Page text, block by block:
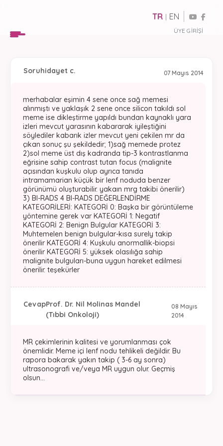
ÜYE GIRIŞI
TR | EN
07 Mayıs 2014
Soruhidayet c.
merhabalar eşimin 4 sene once sağ memesi
alınmıştı ve yaklaşık 2 sene once silicon takıldı sol
meme ise dikleştirme yapıldı bundan kaynaklı yara
izleri mevcut yarasının kabararak iyileştiğini
söylediler kabarık izler mevcut yeni çekilen mr da
çıkan sonuç şu şekildedir; 1)sağ memede protez
2)sol meme üst dış kadranda tip-3 kontrastlanma
eğrisine sahip contrast tutan focus (malignite
açısından kuşkulu olup ayrıca tanıda
intramamarian küçük bir lenf noduda benzer
görünümü oluşturabilir. yakaın mrg takibi önerilir)
3) BI-RADS 4 BI-RADS DEĞERLENDİRME
KATEGORİLERİ: KATEGORİ 0: Başka bir görüntüleme
yöntemine gerek var KATEGORİ 1: Negatif
KATEGORİ 2: Benign Bulgular KATEGORİ 3:
Muhtemelen benign bulgular-kısa surely takip
önerilir KATEGORİ 4: Kuşkulu anormallik-biopsi
önerilir KATEGORİ 5: yüksek olasılığa sahip
malignite bulguları-buna uygun hareket edilmesi
önerilir. teşekürler
08 Mayıs
2014
CevapProf. Dr. Nil Molinas Mandel
(Tıbbi Onkoloji)
MR çekimlerinin kalitesi ve yorumlanması çok
önemlidir. Meme içi lenf nodu tehlikeli değildir. Bu
rapora bakarak yakın takip ( 3-6 ay sonra)
ultrasonografi ve/veya MR uygun olur. Geçmiş
olsun...